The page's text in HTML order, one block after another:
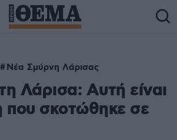
Νέα Σμύρνη Λάρισας
Λάρισα: Αυτή είναι
που σκοτώθηκε σε